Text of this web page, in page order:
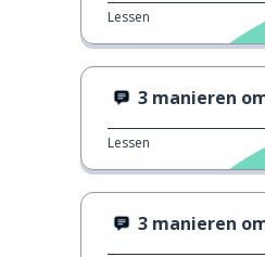
Lessen
3 manieren om te
Lessen
3 manieren om